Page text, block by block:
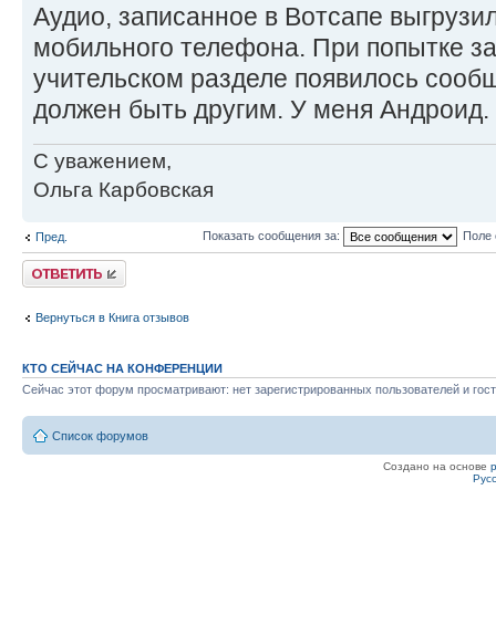
Аудио, записанное в Вотсапе
мобильного телефона. При попытке
учительском разделе появилось
должен быть другим. У меня Андроид.
С уважением,
Ольга Карбовская
Пред. Показать сообщения за: Поле
Ответить
Вернуться в Книга отзывов
КТО СЕЙЧАС НА КОНФЕРЕНЦИИ
Сейчас этот форум просматривают: нет зарегистрированных пользователей и
Список форумов
Создано на основе